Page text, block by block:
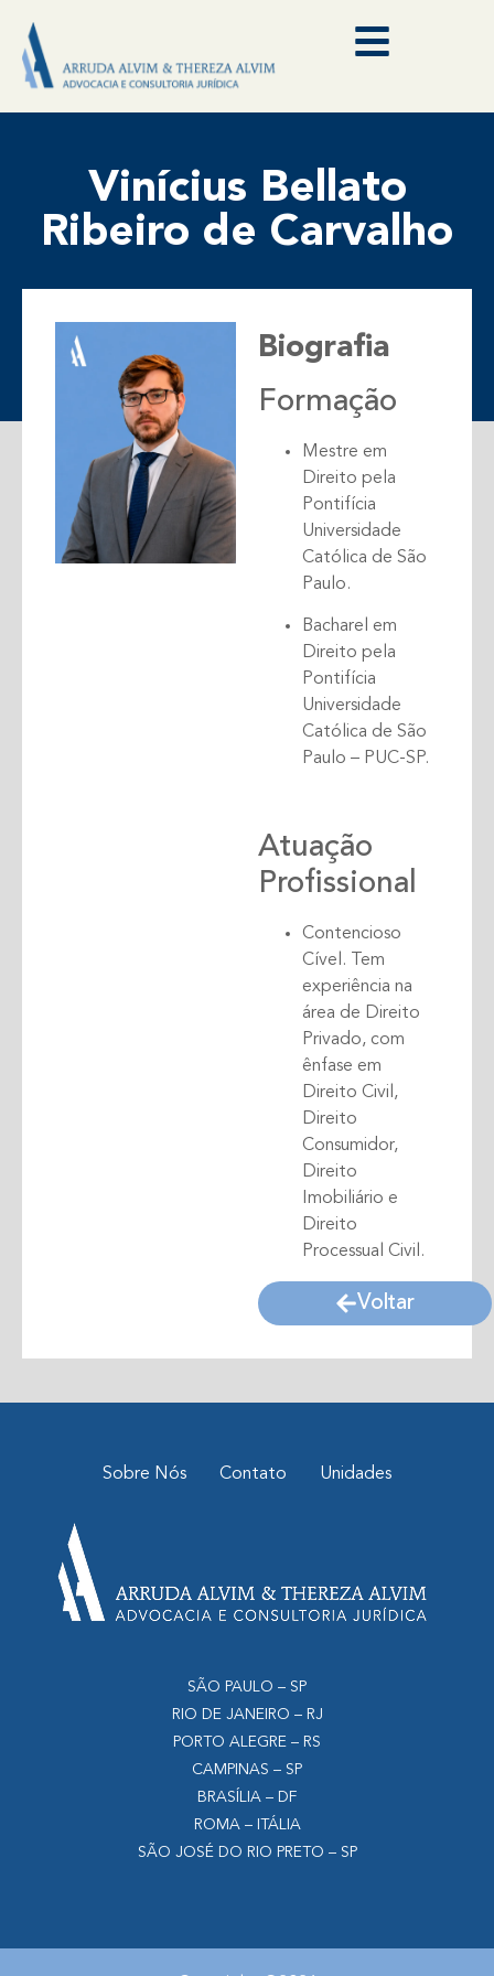
Vinícius Bellato
Ribeiro de Carvalho
Biografia
Formação
Mestre em
Direito pela
Pontifícia
Universidade
Católica de São
Paulo.
Bacharel em
Direito pela
Pontifícia
Universidade
Católica de São
Paulo – PUC-SP.
Atuação
Profissional
Contencioso
Cível. Tem
experiência na
área de Direito
Privado, com
ênfase em
Direito Civil,
Direito
Consumidor,
Direito
Imobiliário e
Direito
Processual Civil.
Voltar
Sobre Nós Contato Unidades
SÃO PAULO – SP
RIO DE JANEIRO – RJ
PORTO ALEGRE – RS
CAMPINAS – SP
BRASÍLIA – DF
ROMA – ITÁLIA
SÃO JOSÉ DO RIO PRETO – SP